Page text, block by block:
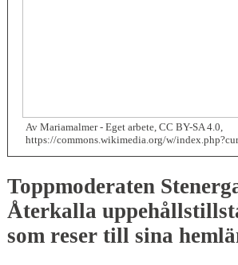
Av Mariamalmer - Eget arbete, CC BY-SA 4.0,
https://commons.wikimedia.org/w/
Toppmoderaten
Återkalla
som reser till sina